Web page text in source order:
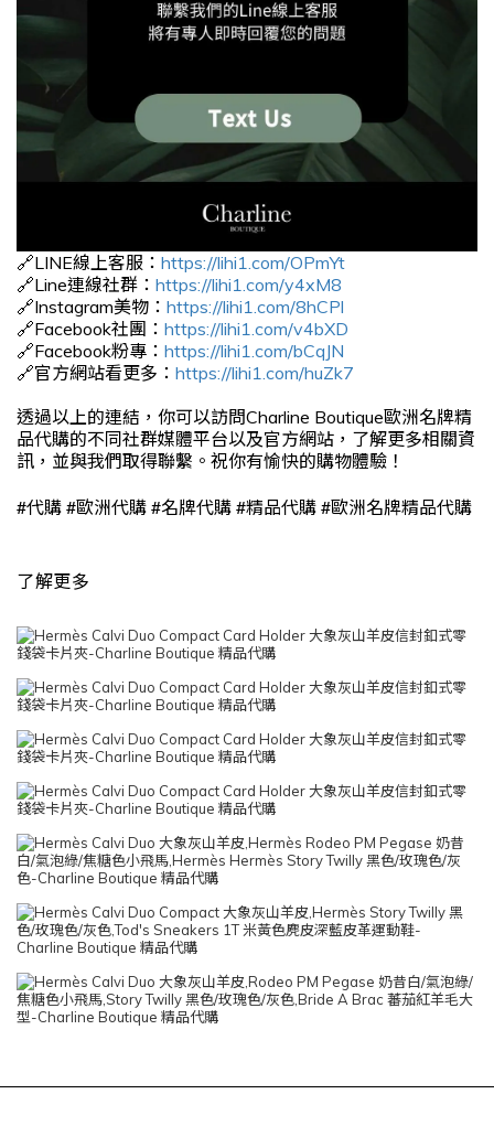
🔗LINE線上客服： https://lihi1.com/OPmYt
🔗Line連線社群： https://lihi1.com/y4xM8
🔗Instagram美物： https://lihi1.com/8hCPl
🔗Facebook社團： https://lihi1.com/v4bXD
🔗Facebook粉專： https://lihi1.com/bCqJN
🔗官方網站看更多： https://lihi1.com/huZk7
透過以上的連結，你可以訪問Charline Boutique歐洲名牌精
品代購的不同社群媒體平台以及官方網站，了解更多相關資
訊，並與我們取得聯繫。祝你有愉快的購物體驗！
#代購 #歐洲代購 #名牌代購 #精品代購 #歐洲名牌精品代購
了解更多